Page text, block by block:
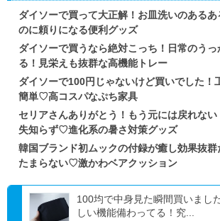
ダイソーで買って大正解！お皿洗いのある
のに頼りになる便利グッズ
ダイソーで買うなら絶対こっち！日常のう
る！見栄えも抜群な高機能トレー
ダイソーで100円じゃないけど買いでした！
簡単♡高コスパなぷち家具
セリアさんありがとう！もう元には戻れな
失知らず♡進化系の暑さ対策グッズ
韓国ブランド初ムックの付録が癒し効果抜
たまらない♡激かわベアクッション
100均で中身見た瞬間買いまし
しい機能備わってる！究...